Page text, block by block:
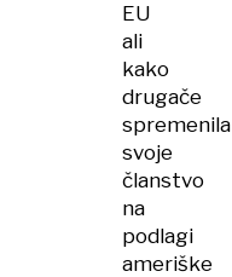
EU
ali
kako
drugače
spremenila
svoje
članstvo
na
podlagi
ameriške